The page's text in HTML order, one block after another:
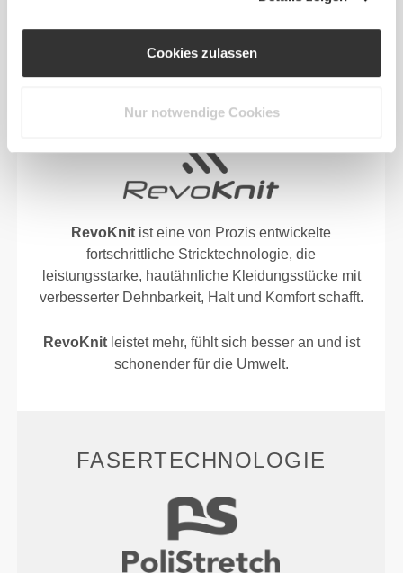
Cookies zulassen
Nur notwendige Cookies
ENTWICKELT MITREVOKNIT
RevoKnit ist eine von Prozis entwickelte
fortschrittliche Stricktechnologie, die
leistungsstarke, hautähnliche Kleidungsstücke mit
verbesserter Dehnbarkeit, Halt und Komfort schafft.
RevoKnitleistet mehr, fühlt sich besser an und ist
schonender für die Umwelt.
FASERTECHNOLOGIE